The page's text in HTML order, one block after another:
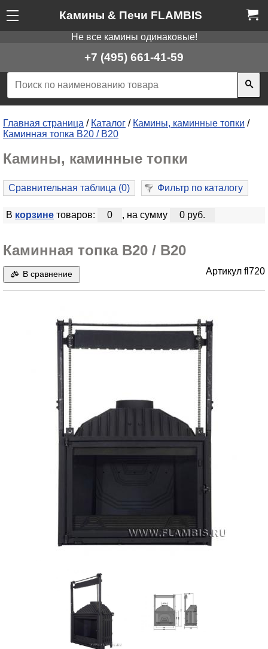
Камины & Печи FLAMBIS
Не все камины одинаковые!
+7 (495) 661-41-59
Главная страница / Каталог / Камины, каминные топки /
Каминная топка B20 / В20
Камины, каминные топки
Сравнительная таблица (0) Фильтр по каталогу
В корзинетоваров: 0 , на сумму 0 руб.
Каминная топка B20 / В20
В сравнение Артикул fl720